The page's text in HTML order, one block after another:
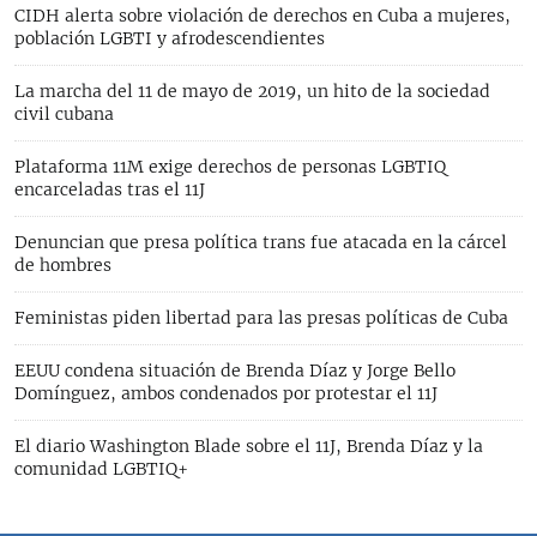
CIDH alerta sobre violación de derechos en Cuba a mujeres,
población LGBTI y afrodescendientes
La marcha del 11 de mayo de 2019, un hito de la sociedad
civil cubana
Plataforma 11M exige derechos de personas LGBTIQ
encarceladas tras el 11J
Denuncian que presa política trans fue atacada en la cárcel
de hombres
Feministas piden libertad para las presas políticas de Cuba
EEUU condena situación de Brenda Díaz y Jorge Bello
Domínguez, ambos condenados por protestar el 11J
El diario Washington Blade sobre el 11J, Brenda Díaz y la
comunidad LGBTIQ+